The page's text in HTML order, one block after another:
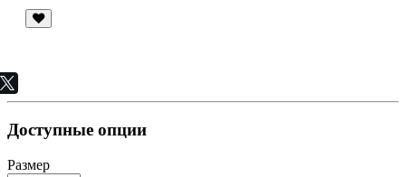
Доступные опции
Размер